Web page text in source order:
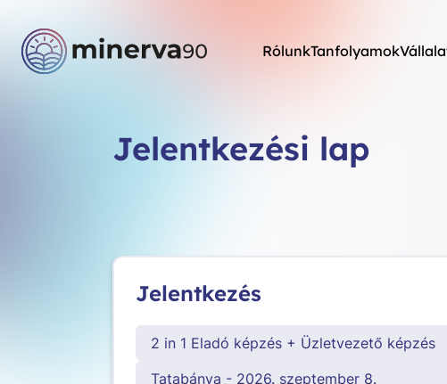
RólunkTanfolyamok
Jelentkezési lap
Jelentkezés
2 in 1 Eladó képzés + Üzletvezető képzés
Tatabánya - 2026. szeptember 8.